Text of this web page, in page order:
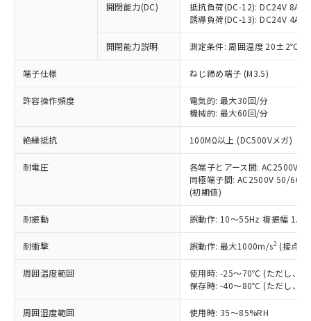
開閉能力(DC)
抵抗負荷(DC-12): DC24V 8A/
誘導負荷(DC-13): DC24V 4A/
開閉能力説明 測定条件: 周囲温度 20±2℃、
端子仕様 ねじ締め端子 (M3.5)
許容操作頻度
電気的: 最大30回/分
機械的: 最大60回/分
絶縁抵抗 100MΩ以上 (DC500Vメガ)
耐電圧
各端子とアース間: AC2500V
同極端子間: AC2500V 50/
(初期値)
耐振動 誤動作: 10～55Hz 複振幅
耐衝撃 誤動作: 最大1000m/s2 (接点
周囲温度範囲
使用時: -25～70℃ (ただし、氷
保存時: -40～80℃ (ただし、氷
周囲湿度範囲 使用時: 35～85%RH
以下の条件をお読みいただき、同意のうえ
ご利用ください。
本サービスは、当社制御機器事業取扱
商品の当社在庫状況および標準価格
(税抜)を提供させていただくもので
当社制御機器事業取扱商品の中には、
本サービスの対象外となる商品もある
ことをご了承ください。
在庫状況および標準価格照会結果は、
記載している更新日時点での社内デー
タに基づき作成されるものであり、閲
覧された時点での実際の在庫および標
準価格とは異なる場合があることをご
正式な納期状況および標準価格はお客
様のお取引先、またはお客様担当のオ
ムロン制御機器販売店・当社販売員に
対応予定なし：EU RoHS指令（10物質）の
非含有に非対応の商品で、対応品を出す予
調査・確認中：EU RoHS指令（10物質）の
非含有の対応状況を調査中または確認中の
商品です。
非該当品：ライセンス料など無形物で、有
害物質有無と関係のない商品です。
仕入先様の事情により、非含有部品として
いたものが、含有品と判明した場合などや
むを得ず変更することがあります。
鉛(Pb) 1000ppm以下、 水銀(Hg) 1000ppm以下、 カド
六価クロム(Cr(Ⅵ)) 1000ppm以下、ポリ臭化ビフェニル
類(PBB) 1000ppm以下、ポリ臭化ジフェニルエーテル類
ルベンジル（BBP） 1000ppm以下、フタル酸ジブチル
（DBP） 1000ppm以下、フタル酸ジイソブチル
但し、RoHS指令で産業用監視および制御機器に対する
適用除外項目は除く。
「○」：最大均質材料含有率が中国RoHSの
基準値以下であることを示します。
「×」：最大均質材料含有率が中国RoHSの
基準値を超えていることを示します。
「－」：未確認です。当社販売部門へお問
*中国RoHS10物質の基準値 (GB/T26572)：
Pb(鉛) :1000ppm、 Hg(水銀) : 1000ppm、 Cd(カドミウ
Cr(Ⅵ)(六価クロム) : 1000ppm、 PBBs(ポリ臭化ビフェ
ニル類) : 1000ppm、 PBDEs(ポリ臭化ジフェニルエーテ
ル類) : 1000ppm、
DBP(フタル酸ジブチル) : 1000ppm、 DIBP(フタル酸ジ
イソブチル) : 1000ppm、 BBP(フタル酸ブチルベンジ
DEHP(フタル酸ビス(2-エチルヘキシル)) : 1000ppm
当社は、これら貴社製品のうち、外国
為替および外国貿易法に定める商品
（以下｢規制貨物等」という）を輸出
または国外への提供する場合は、日本
国政府の輸出許可(または役務取引許
可)を取得するなどの必要な手続きを
当社は規制貨物を破棄する場合は、完
全に破砕するなど、違法に輸出されな
いよう必要な手段を講じます。
当社は貴社製品を、核兵器、ミサイ
一定数以上の在庫あり
一定数には満たないが在庫あり